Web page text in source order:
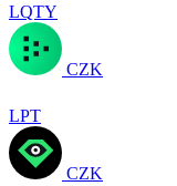
LQTY
CZK
LPT
CZK